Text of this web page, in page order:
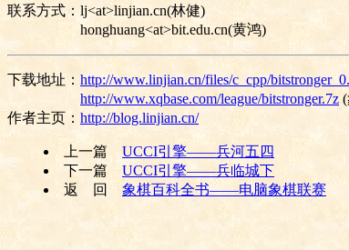
联系方式： lj<at>linjian.cn(林健)
honghuang<at>bit.edu.cn(黄鸿)
下载地址： http://www.linjian.cn/files/c_cpp/
http://www.xqbase.com/league/bitstronger.7z(
作者主页： http://blog.linjian.cn/
上一篇UCCI引擎——兵河五四
下一篇UCCI引擎——兵临城下
返 回 象棋百科全书——电脑象棋联赛